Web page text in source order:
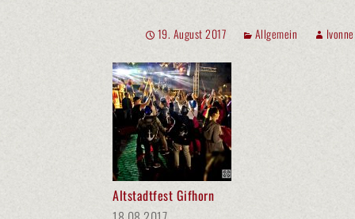
19. August 2017 Allgemein
Altstadtfest Gifhorn